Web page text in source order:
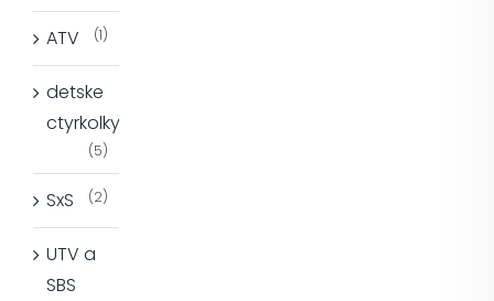
ATV (1)
detske
ctyrkolky
(5)
SxS (2)
UTV a
SBS